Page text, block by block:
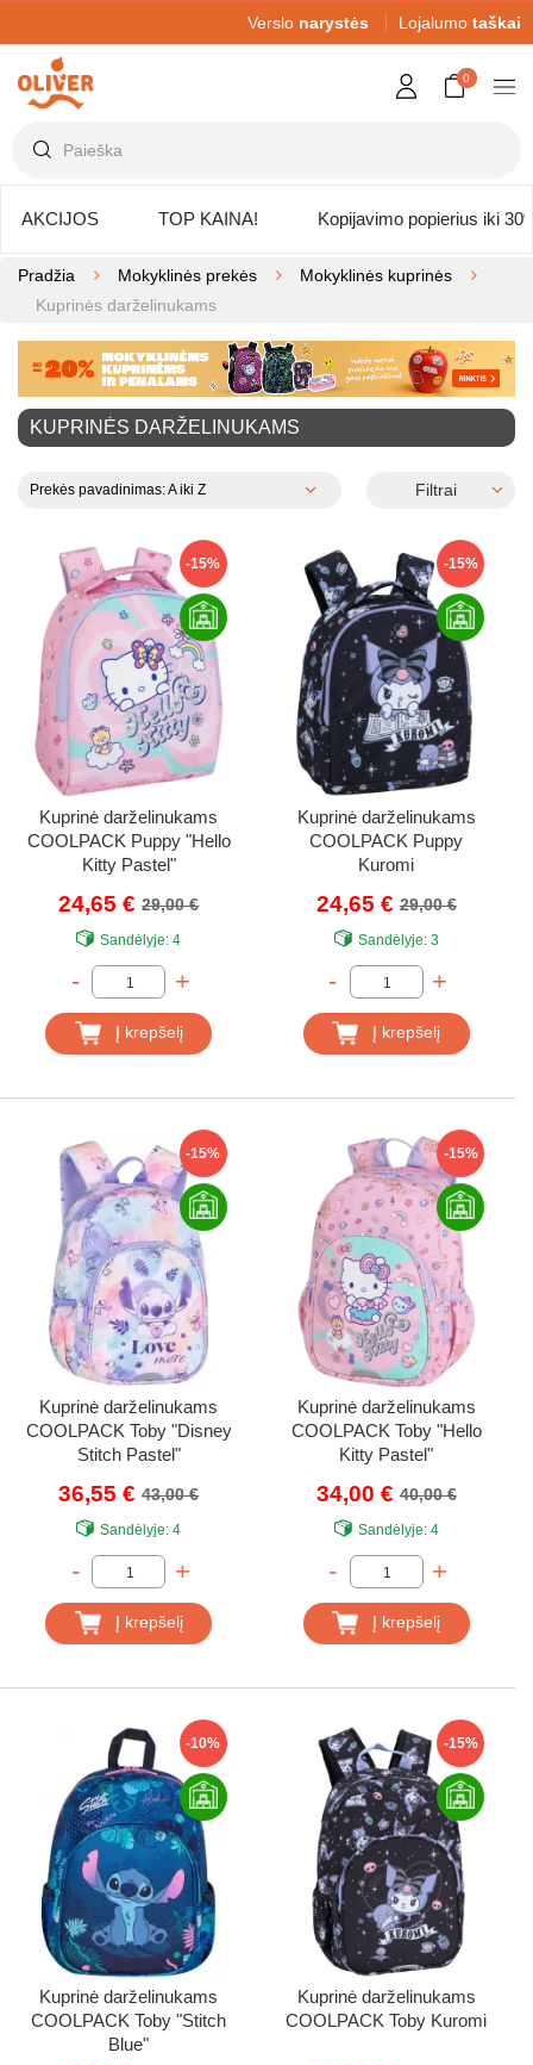
Verslo narystės Lojalumo taškai
0
AKCIJOS TOP KAINA! Kopijavimo popierius iki
Pradžia Mokyklinės prekės
Mokyklinės kuprinės
Kuprinės darželinukams
KUPRINĖS DARŽELINUKAMS
Prekės pavadinimas: A iki Z Filtrai
-15%
Kuprinė darželinukams
COOLPACK Puppy "Hello
Kitty Pastel"
24,65 €29,00 €
Sandėlyje: 4
- +
Į krepšelį
-15%
Kuprinė darželinukams
COOLPACK Puppy
Kuromi
24,65 €29,00 €
Sandėlyje:3
- +
Į krepšelį
-15%
Kuprinė darželinukams
COOLPACK Toby "Disney
Stitch Pastel"
36,55 €43,00 €
Sandėlyje: 4
- +
Į krepšelį
-15%
Kuprinė darželinukams
COOLPACK Toby "Hello
Kitty Pastel"
34,00 €40,00 €
Sandėlyje:4
- +
Į krepšelį
-10%
Kuprinė darželinukams
COOLPACK Toby "Stitch
Blue"
-15%
Kuprinė darželinukams
COOLPACK Toby Kuromi